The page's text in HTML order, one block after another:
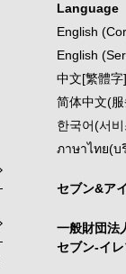
Language
English
English
中文[繁體
简体中文(
한국어(서
ภาษาไทย(บ
セブン&ア
一般財団法
セブン-イ